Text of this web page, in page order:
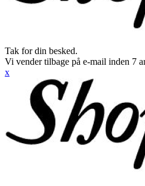
Tak for din besked.
Vi vender tilbage på e-mail inden 7
x